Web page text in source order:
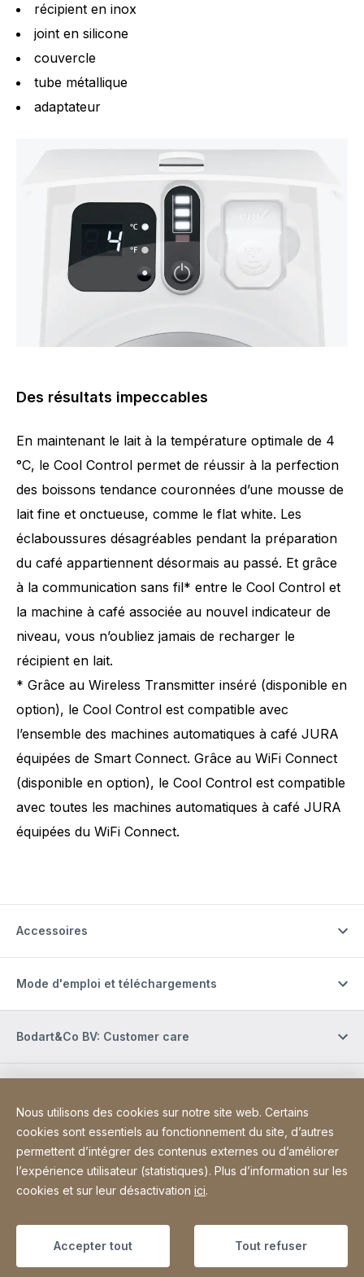
récipient en inox
joint en silicone
couvercle
tube métallique
adaptateur
Des résultats impeccables
En maintenant le lait à la température optimale de 4
°C, le Cool Control permet de réussir à la perfection
des boissons tendance couronnées d’une mousse de
lait fine et onctueuse, comme le flat white. Les
éclaboussures désagréables pendant la préparation
du café appartiennent désormais au passé. Et grâce
à la communication sans fil* entre le Cool Control et
la machine à café associée au nouvel indicateur de
niveau, vous n’oubliez jamais de recharger le
récipient en lait.
* Grâce au Wireless Transmitter inséré (disponible en
option), le Cool Control est compatible avec
l’ensemble des machines automatiques à café JURA
équipées de Smart Connect. Grâce au WiFi Connect
(disponible en option), le Cool Control est compatible
avec toutes les machines automatiques à café JURA
équipées du WiFi Connect.
Accessoires
Mode d'emploi et téléchargements
Bodart&Co BV: Customer care
Site Web
[Website information]
Informations légales
Mentions légales
Déclaration d'accessibilité
Sitemap
Copyright © 2026
Nous utilisons des cookies sur notre site web. Certains
cookies sont essentiels au fonctionnement du site, d’autres
permettent d’intégrer des contenus externes ou d’améliorer
l’expérience utilisateur (statistiques). Plus d’information sur les
cookies et sur leur désactivation ici.
Accepter tout Tout refuser